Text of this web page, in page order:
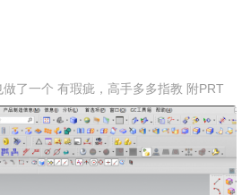
了一个 有瑕疵，高手多多指教 附PRT